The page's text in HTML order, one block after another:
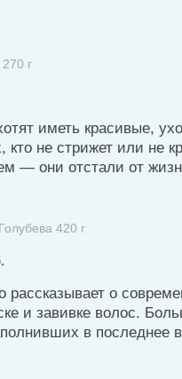
г
иметь красивые,
кто не стрижет или не
— они отстали от
420 г
рассказывает о
и завивке волос.
в последнее